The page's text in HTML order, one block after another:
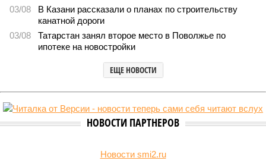
03/08
В Казани рассказали о планах по строительству
канатной дороги
03/08
Татарстан занял второе место в Поволжье по
ипотеке на новостройки
ЕЩЕ НОВОСТИ
НОВОСТИ ПАРТНЕРОВ
Новости smi2.ru